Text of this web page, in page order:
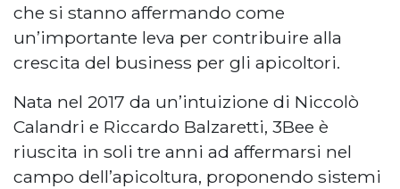
che si stanno affermando come
un’importante leva per contribuire alla
crescita del business per gli apicoltori.
Nata nel 2017 da un’intuizione di Niccolò
Calandri e Riccardo Balzaretti, 3Bee è
riuscita in soli tre anni ad affermarsi nel
campo dell’apicoltura, proponendo sistemi